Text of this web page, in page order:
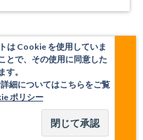
は Cookie を使用していま
とで、その使用に同意した
す。
細についてはこちらをご覧
ポリシー